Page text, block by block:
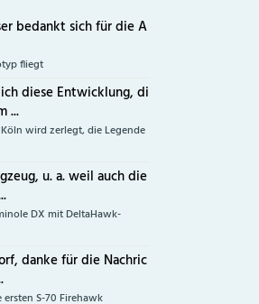
bedankt sich für die A
fliegt
diese Entwicklung, di
...
wird zerlegt, die Legende
u. a. weil auch die
DX mit DeltaHawk-
danke für die Nachric
S-70 Firehawk